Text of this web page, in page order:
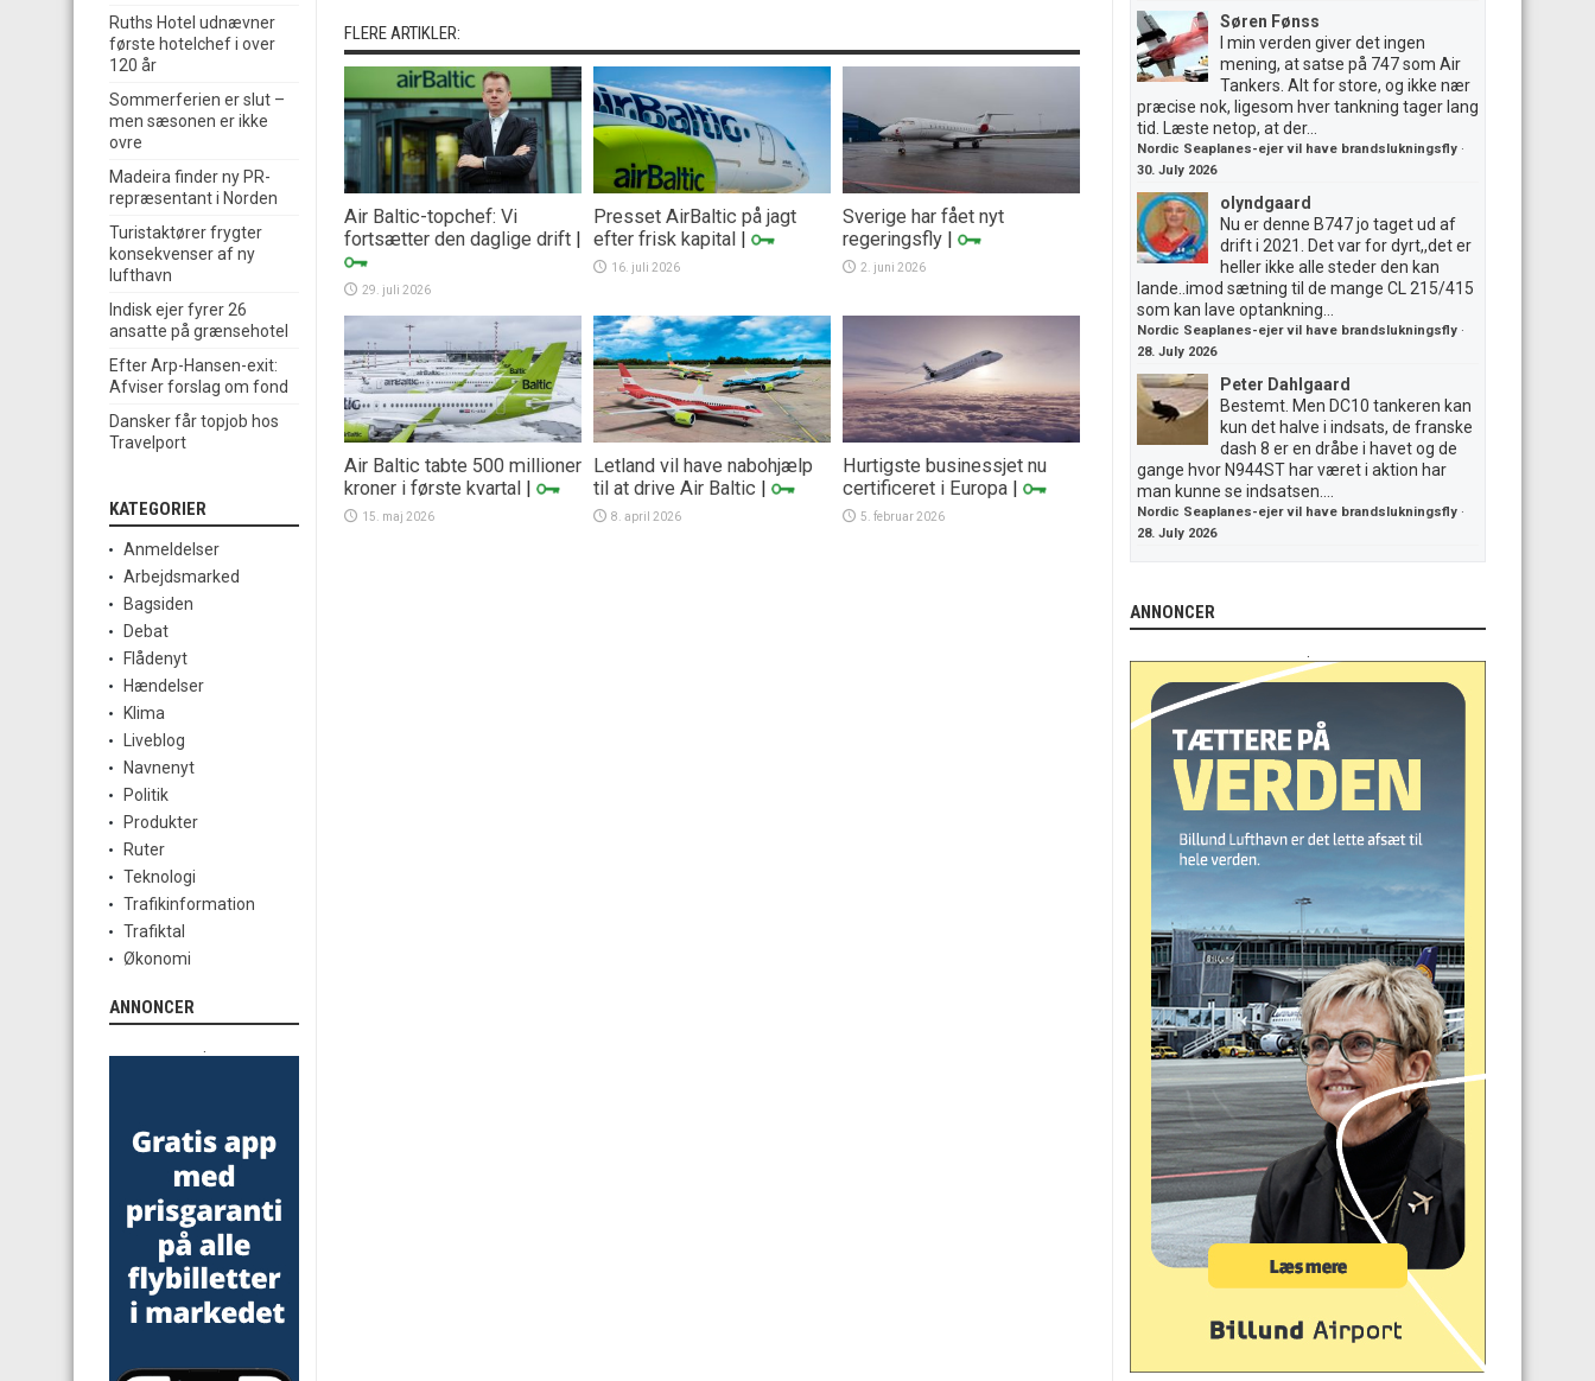
FLERE ARTIKLER:
Air Baltic-topchef: Vi
fortsætter den daglige drift |
29. juli 2026
Presset AirBaltic på jagt
efter frisk kapital |
16. juli 2026
Sverige har fået nyt
regeringsfly |
2. juni 2026
Air Baltic tabte 500 millioner
kroner i første kvartal |
15. maj 2026
Letland vil have nabohjælp
til at drive Air Baltic |
8. april 2026
Hurtigste businessjet nu
certificeret i Europa |
5. februar 2026
Ruths Hotel udnævner
første hotelchef i over
120 år
Sommerferien er slut –
men sæsonen er ikke
ovre
Madeira finder ny PR-
repræsentant i Norden
Turistaktører frygter
konsekvenser af ny
lufthavn
Indisk ejer fyrer 26
ansatte på grænsehotel
Efter Arp-Hansen-exit:
Afviser forslag om fond
Dansker får topjob hos
Travelport
KATEGORIER
Anmeldelser
Arbejdsmarked
Bagsiden
Debat
Flådenyt
Hændelser
Klima
Liveblog
Navnenyt
Politik
Produkter
Ruter
Teknologi
Trafikinformation
Trafiktal
Økonomi
ANNONCER
Søren Fønss
I min verden giver det ingen
mening, at satse på 747 som Air
Tankers. Alt for store, og ikke nær
præcise nok, ligesom hver tankning tager lang
tid. Læste netop, at der...
Nordic Seaplanes-ejer vil have brandslukningsfly ·
30. July 2026
olyndgaard
Nu er denne B747 jo taget ud af
drift i 2021. Det var for dyrt,,det er
heller ikke alle steder den kan
lande..imod sætning til de mange CL 215/415
som kan lave optankning...
Nordic Seaplanes-ejer vil have brandslukningsfly ·
28. July 2026
Peter Dahlgaard
Bestemt. Men DC10 tankeren kan
kun det halve i indsats, de franske
dash 8 er en dråbe i havet og de
gange hvor N944ST har været i aktion har
man kunne se indsatsen....
Nordic Seaplanes-ejer vil have brandslukningsfly ·
28. July 2026
ANNONCER